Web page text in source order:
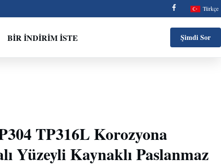
Türkçe
BIR İNDIRIM İSTE Şimdi Sor
TP316L Korozyona
Yüzeyli Kaynaklı Paslanmaz